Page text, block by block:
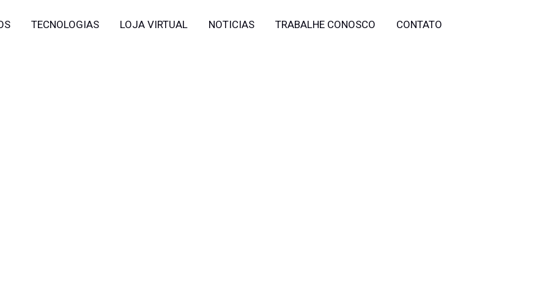
TECNOLOGIAS LOJA VIRTUAL NOTICIAS TRABALHE CONOSCO CONTATO